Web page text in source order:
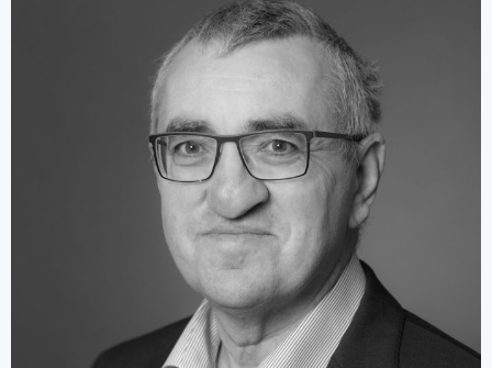
an der Akademie der Kreiskliniken
Reutlingen GmbH.
Fachweiterbildung Intensiv und
Anästhesie, Studium Allied Health
and Health Management mit dem
Schwerpunkt Intensive Care
Practitioner und Masterstudium an
der TU Kaiserslautern mit dem
Schwerpunkt Erwachsenenbildung.
Mitglied der Arbeitsgruppe